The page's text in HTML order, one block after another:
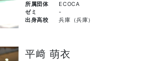
所属団体
ECOCA
ゼミ
-
出身高校
兵庫（兵庫）
平﨑 萌衣